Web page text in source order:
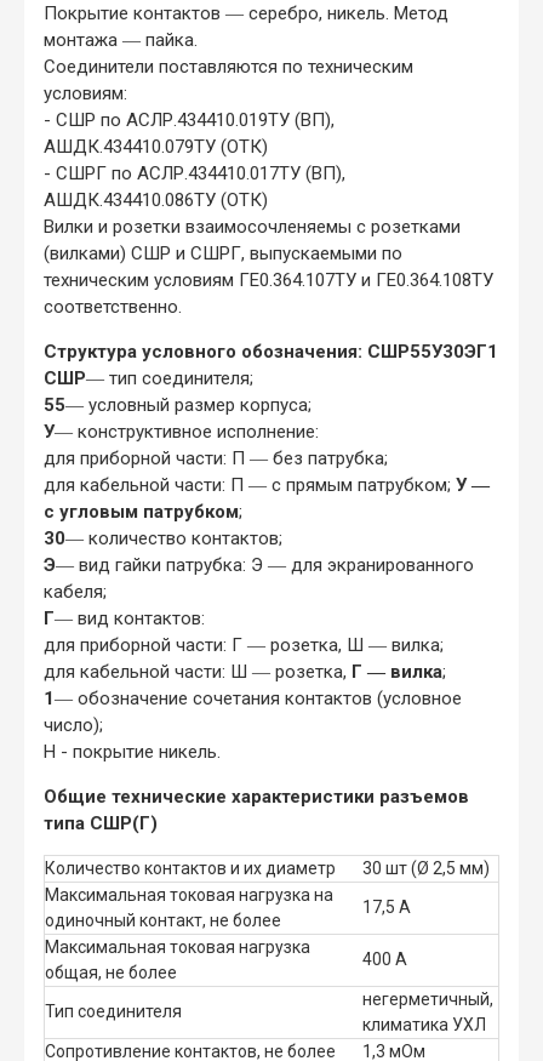
Покрытие контактов ― серебро, никель. Метод
монтажа ― пайка.
Соединители поставляются по техническим
условиям:
- СШР по АСЛР.434410.019ТУ (ВП),
АШДК.434410.079ТУ (ОТК)
- СШРГ по АСЛР.434410.017ТУ (ВП),
АШДК.434410.086ТУ (ОТК)
Вилки и розетки взаимосочленяемы с розетками
(вилками) СШР и СШРГ, выпускаемыми по
техническим условиям ГЕ0.364.107ТУ и ГЕ0.364.108ТУ
соответственно.
Структура условного обозначения: СШР55У30ЭГ1
СШР― тип соединителя;
55― условный размер корпуса;
У― конструктивное исполнение:
для приборной части: П ― без патрубка;
для кабельной части: П ― с прямым патрубком; У ―
с угловым патрубком;
30― количество контактов;
Э― вид гайки патрубка: Э ― для экранированного
кабеля;
Г― вид контактов:
для приборной части: Г ― розетка, Ш ― вилка;
для кабельной части: Ш ― розетка, Г ― вилка;
1― обозначение сочетания контактов (условное
число);
Н - покрытие никель.
Общие технические характеристики разъемов
типа СШР(Г)
Количество контактов и их диаметр
30 шт (Ø 2,5 мм)
Максимальная токовая нагрузка на
одиночный контакт, не более
17,5 А
Максимальная токовая нагрузка
общая, не более
400 А
Тип соединителя
негерметичный,
климатика УХЛ
Сопротивление контактов, не более
1,3 мОм